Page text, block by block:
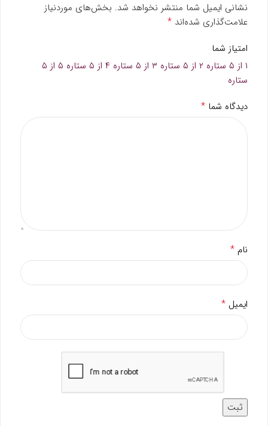
نشانی ایمیل شما منتشر نخواهد شد. بخش‌های موردنیاز
علامت‌گذاری شده‌اند *
امتیاز شما
۱ از ۵ ستاره
۲ از ۵ ستاره ۳ از ۵ ستاره ۴ از ۵ ستاره
۵ از ۵
ستاره
دیدگاه شما *
نام *
ایمیل *